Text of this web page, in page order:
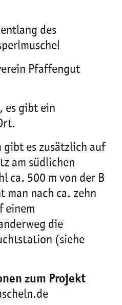
des
Pfaffengut
, es gibt ein
gibt es zusätzlich auf
am südlichen
ca. 500 m von der B
man nach ca. zehn
einem
die
(siehe
zum Projekt